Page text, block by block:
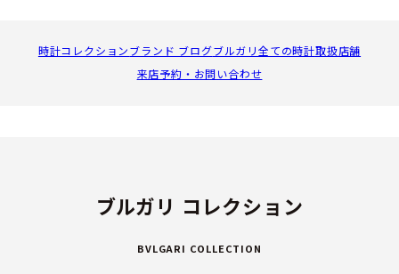
時計コレクションブランド ブログブルガリ全ての時計取扱店舗
来店予約・お問い合わせ
ブルガリ コレクション
BVLGARI COLLECTION